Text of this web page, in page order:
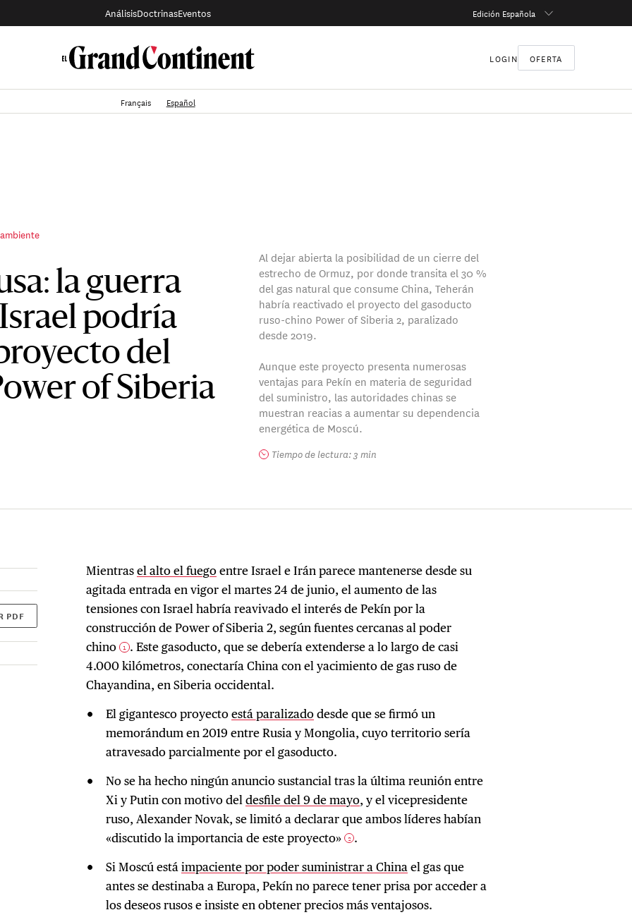
AnálisisDoctrinasEventos Edición Española
LOGIN OFERTA
Français Español
la guerra
podría
del
of Siberia
Al dejar abierta la posibilidad de un cierre del
estrecho de Ormuz, por donde transita el 30 %
del gas natural que consume China, Teherán
habría reactivado el proyecto del gasoducto
ruso-chino Power of Siberia 2, paralizado
desde 2019.
Aunque este proyecto presenta numerosas
ventajas para Pekín en materia de seguridad
del suministro, las autoridades chinas se
muestran reacias a aumentar su dependencia
energética de Moscú.
Tiempo de lectura: 3 min
PDF
Mientrasel alto el fuegoentre Israel e Irán parece mantenerse desde su
agitada entrada en vigor el martes 24 de junio, el aumento de las
tensiones con Israel habría reavivado el interés de Pekín por la
construcción de Power of Siberia 2, según fuentes cercanas al poder
chino 1 . Este gasoducto, que se debería extenderse a lo largo de casi
4.000 kilómetros, conectaría China con el yacimiento de gas ruso de
Chayandina, en Siberia occidental.
El gigantesco proyectoestá paralizadodesde que se firmó un
memorándum en 2019 entre Rusia y Mongolia, cuyo territorio sería
atravesado parcialmente por el gasoducto.
No se ha hecho ningún anuncio sustancial tras la última reunión entre
Xi y Putin con motivo del desfile del 9 de mayo, y el vicepresidente
ruso, Alexander Novak, se limitó a declarar que ambos líderes habían
«discutido la importancia de este proyecto» 2 .
Si Moscú está impaciente por poder suministrar a China el gas que
antes se destinaba a Europa, Pekín no parece tener prisa por acceder a
los deseos rusos e insiste en obtener precios más ventajosos.